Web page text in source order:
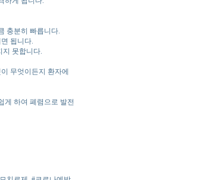
충분히 빠릅니다.
됩니다.
못합니다.
무엇이든지 환자에
게 하여 폐렴으로 발전